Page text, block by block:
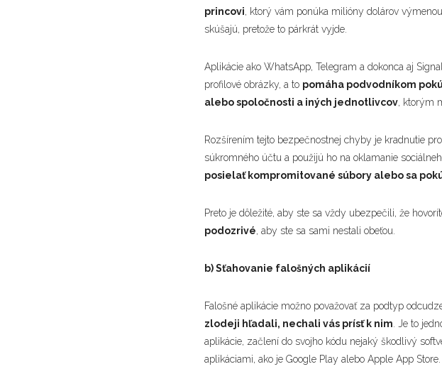
princovi, ktorý vám ponúka milióny dolárov
skúšajú, pretože to párkrát vyjde.
Aplikácie ako WhatsApp, Telegram a dokonca aj
profilové obrázky, a to pomáha podvodníkom
alebo spoločnosti a iných jednotlivcov, ktorým
Rozšírením tejto bezpečnostnej chyby je kradnutie
súkromného účtu a použijú ho na oklamanie
posielať kompromitované súbory alebo sa
Preto je dôležité, aby ste sa vždy ubezpečili, že
podozrivé, aby ste sa sami nestali obeťou.
b) Sťahovanie falošných aplikácií
Falošné aplikácie možno považovať za podtyp
zlodeji hľadali, nechali vás prísť k nim . Je to
aplikácie, začlení do svojho kódu nejaký škodlivý
aplikáciami, ako je Google Play alebo Apple App Store.